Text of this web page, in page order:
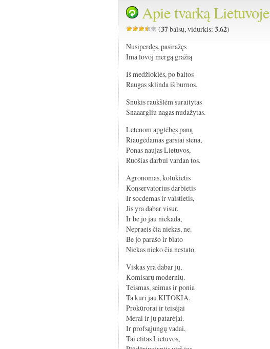
Apie tvarką Lietuvoje
(37balsų, vidurkis:3.62)
Nusiperdęs, pasiražęs
Ima lovoj mergą gražią
Iš medžioklės, po baltos
Raugas sklinda iš burnos.
Snukis raukšlėm suraitytas
Snaaargliu nagas nudažytas.
Letenom apglėbęs paną
Riaugėdamas garsiai stena,
Ponas naujas Lietuvos,
Ruošias darbui vardan tos.
Agronomas, kolūkietis
Konservatorius darbietis
Ir socdemas ir valstietis,
Jis yra dabar visur,
Ir be jo jau niekada,
Nepraeis čia niekas, ne.
Be jo parašo ir blato
Niekas nieko čia nestato.
Viskas yra dabar jų,
Komisarų modernių.
Teismas, seimas ir ponia
Ta kuri jau KITOKIA.
Prokūrorai ir teisėjai
Merai ir jų patarėjai.
Ir profsąjungų vadai,
Tai elitas Lietuvos,